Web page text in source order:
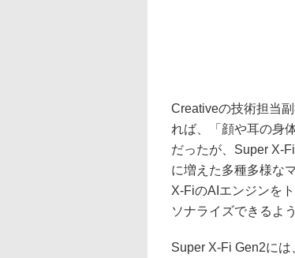
Creativeの技術担当
れば、「顔や耳の身
だったが、Super X-
に増えた多種多様な
X-FiのAIエンジンを
ソナライズできるよ
Super X-Fi Gen2に